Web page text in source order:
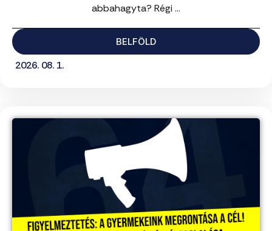
abbahagyta? Régi ...
BELFÖLD
2026. 08. 1.